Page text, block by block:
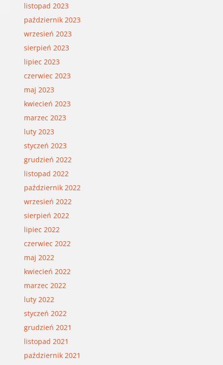
listopad 2023
październik 2023
wrzesień 2023
sierpień 2023
lipiec 2023
czerwiec 2023
maj 2023
kwiecień 2023
marzec 2023
luty 2023
styczeń 2023
grudzień 2022
listopad 2022
październik 2022
wrzesień 2022
sierpień 2022
lipiec 2022
czerwiec 2022
maj 2022
kwiecień 2022
marzec 2022
luty 2022
styczeń 2022
grudzień 2021
listopad 2021
październik 2021